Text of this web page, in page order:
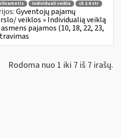
individuali veikla ck 2.8 str
Gyventojų pajamų
veiklos » Individualią veiklą
pajamos (10, 18, 22, 23,
Rodoma nuo 1 iki 7 iš 7 irašų.